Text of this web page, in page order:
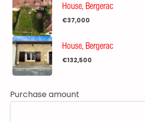
House, Bergerac
€37,000
House, Bergerac
€132,500
Purchase amount